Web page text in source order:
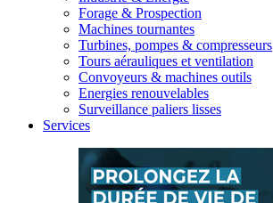
Forage & Prospection
Machines tournantes
Turbines, pompes & compresseurs
Tours aérauliques et ventilation
Convoyeurs & machines outils
Energies renouvelables
Surveillance paliers lisses
Services